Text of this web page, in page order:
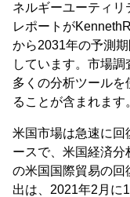
ネルギーユーティリ
レポートが
から2031年の予測
しています。市場調
多くの分析ツール
ることが含まれます
米国市場は急速に回
ースで、米国経済分
の米国国際貿易の回
出は、2021年2月に